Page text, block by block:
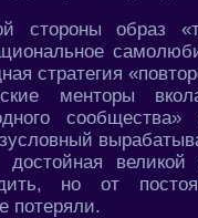
стороны образ
стратегия
менторы
достойная
но от
потеряли.